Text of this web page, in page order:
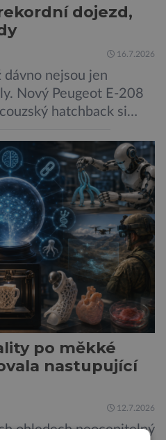
dojezd,
16.7.2026
nejsou jen
Nový Peugeot E-208
hatchback si
ale hlavně
elektromobil může být
vyrazíte za hranice
208 trefil do
po měkké
nastupující
12.7.2026
ohledech neocenitelný